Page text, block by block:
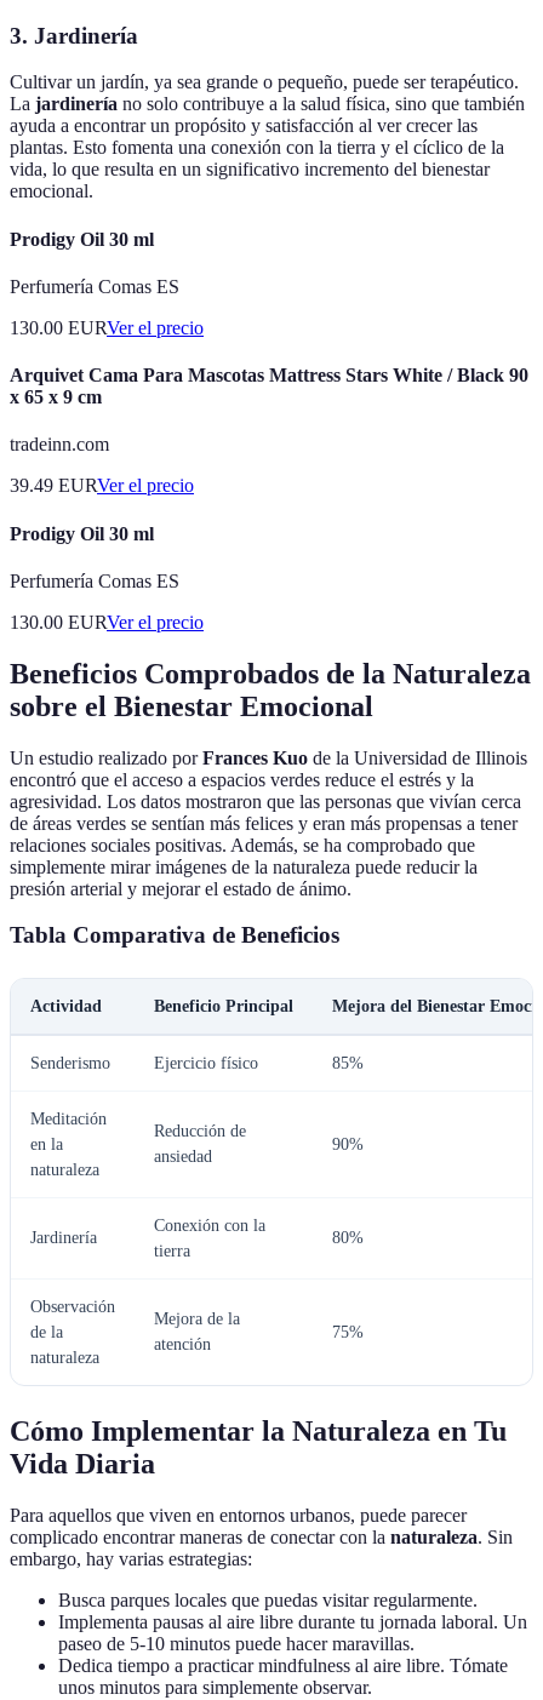
3. Jardinería
Cultivar un jardín, ya sea grande o pequeño, puede ser terapéutico.
La jardinería no solo contribuye a la salud física, sino que también
ayuda a encontrar un propósito y satisfacción al ver crecer las
plantas. Esto fomenta una conexión con la tierra y el cíclico de la
vida, lo que resulta en un significativo incremento del bienestar
emocional.
Prodigy Oil 30 ml
Perfumería Comas ES
130.00 EURVer el precio
Arquivet Cama Para Mascotas Mattress Stars White / Black 90
x 65 x 9 cm
tradeinn.com
39.49 EURVer el precio
Prodigy Oil 30 ml
Perfumería Comas ES
130.00 EURVer el precio
Beneficios Comprobados de la Naturaleza
sobre el Bienestar Emocional
Un estudio realizado porFrances Kuo de la Universidad de Illinois
encontró que el acceso a espacios verdes reduce el estrés y la
agresividad. Los datos mostraron que las personas que vivían cerca
de áreas verdes se sentían más felices y eran más propensas a tener
relaciones sociales positivas. Además, se ha comprobado que
simplemente mirar imágenes de la naturaleza puede reducir la
presión arterial y mejorar el estado de ánimo.
Tabla Comparativa de Beneficios
Actividad Beneficio Principal Mejora del Bienestar
Senderismo Ejercicio físico 85%
Meditación
en la
naturaleza
Reducción de
ansiedad
90%
Jardinería
Conexión con la
tierra
80%
Observación
de la
naturaleza
Mejora de la
atención
75%
Cómo Implementar la Naturaleza en Tu
Vida Diaria
Para aquellos que viven en entornos urbanos, puede parecer
complicado encontrar maneras de conectar con la naturaleza. Sin
embargo, hay varias estrategias:
Busca parques locales que puedas visitar regularmente.
Implementa pausas al aire libre durante tu jornada laboral. Un
paseo de 5-10 minutos puede hacer maravillas.
Dedica tiempo a practicar mindfulness al aire libre. Tómate
unos minutos para simplemente observar.